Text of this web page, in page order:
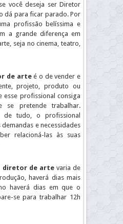
você deseja ser Diretor
dá para ficar parado. Por
profissão belíssima e
a grande diferença em
seja no cinema, teatro,
de arteé o de vender e
projeto, produto ou
esse profissional consiga
se pretende trabalhar.
de tudo, o profissional
demandas e necessidades
relacioná-las às suas
diretor de artevaria de
haverá dias mais
haverá dias em que o
se para trabalhar 12h